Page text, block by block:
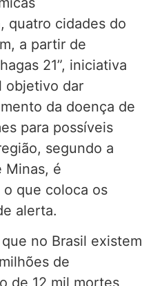
quatro cidades do
a partir de
21”, iniciativa
objetivo dar
da doença de
para possíveis
segundo a
Minas, é
que coloca os
alerta.
no Brasil existem
de